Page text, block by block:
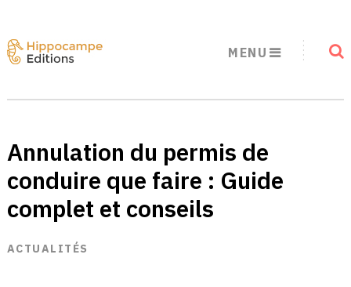
MENU
Annulation du permis de
conduire que faire : Guide
complet et conseils
ACTUALITÉS